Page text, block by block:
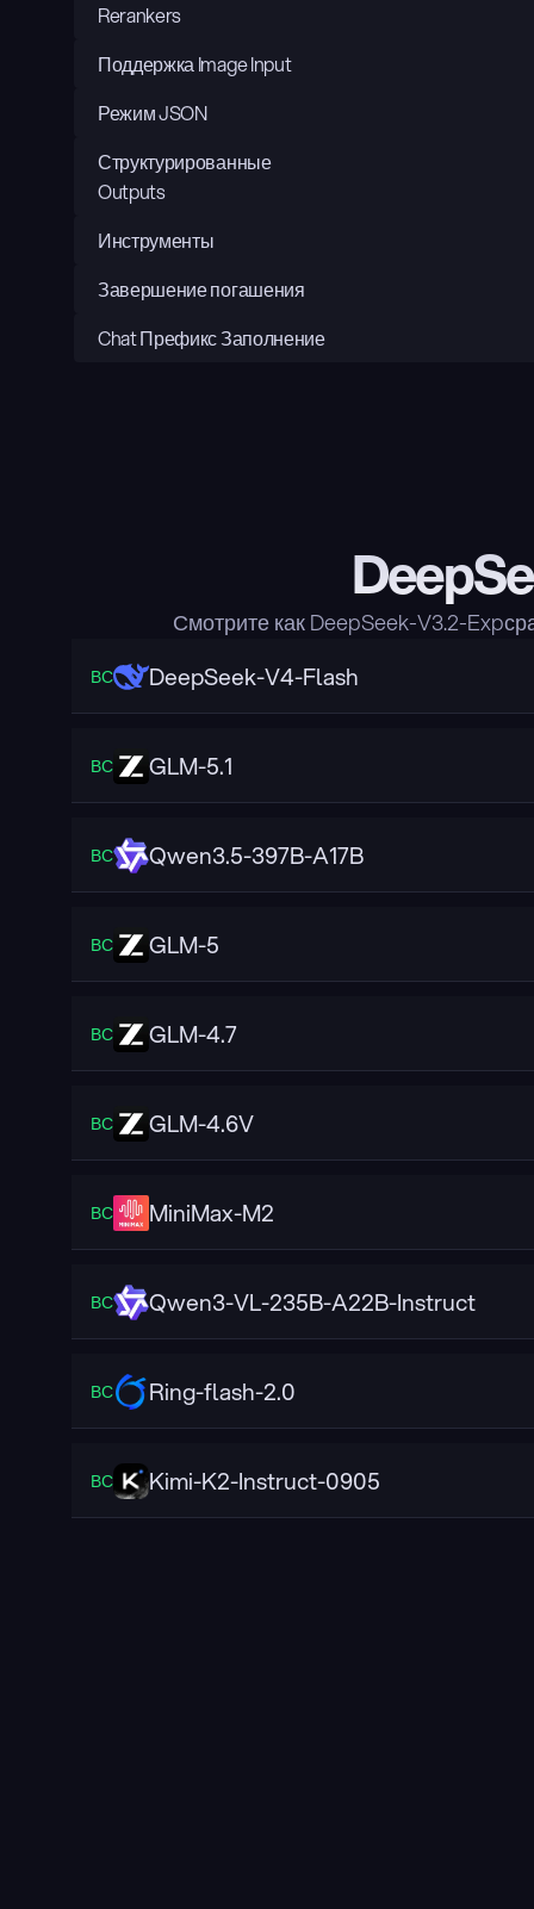
Rerankers
Поддержка Image Input
Режим JSON
Структурированные
Outputs
Инструменты
Завершение погашения
Chat Префикс Заполнение
Смотрите как DeepSeek-V3.2-
ВС DeepSeek-V4-Flash
ВС GLM-5.1
ВС Qwen3.5-397B-A17B
ВС GLM-5
ВС GLM-4.7
ВС GLM-4.6V
ВС MiniMax-M2
ВС Qwen3-VL-235B-A22B-Instruct
ВС Ring-flash-2.0
ВС Kimi-K2-Instruct-0905